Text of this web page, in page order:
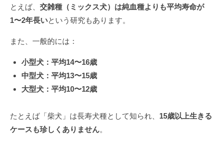
とえば、 交雑種（ミックス犬）は純血種よりも平均寿命が
1〜2年長いという研究もあります。
また、一般的には：
小型犬：平均14〜16歳
中型犬：平均13〜15歳
大型犬：平均10〜12歳
たとえば「柴犬」は長寿犬種として知られ、 15歳以上生きる
ケースも珍しくありません。